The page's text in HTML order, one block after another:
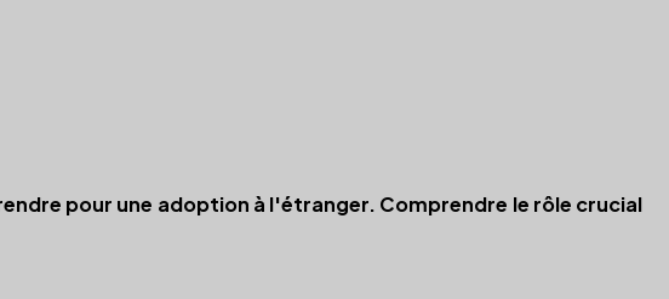
pour une adoption à l'étranger. Comprendre le rôle crucial